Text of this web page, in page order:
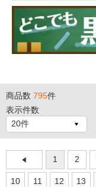
商品数 795件
表示件数
1 2
10 11 12 13